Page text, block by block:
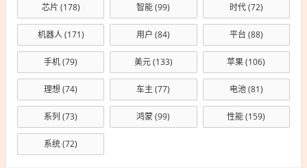
芯片 (178) 智能(99) 时代(72)
机器人(171) 用户 (84) 平台 (88)
手机(79) 美元(133) 苹果(106)
理想(74) 车主 (77) 电池(81)
系列 (73) 鸿蒙(99) 性能(159)
系统(72)